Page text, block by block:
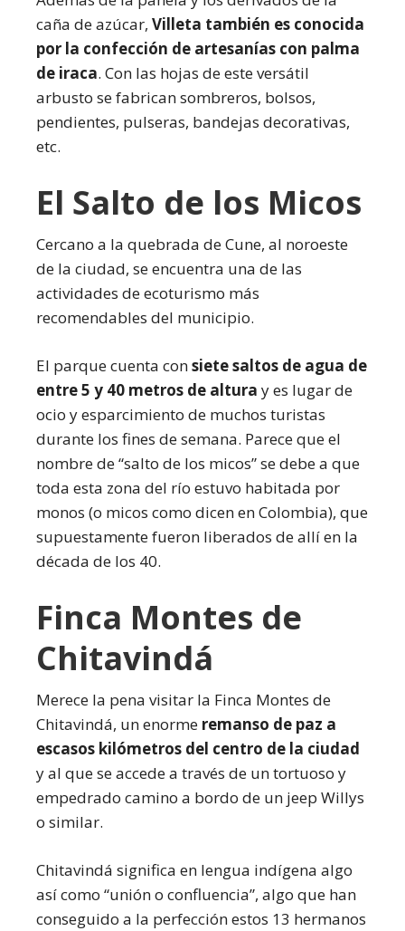
caña de azúcar, Villeta también es conocida
por la confección de artesanías con palma
de iraca. Con las hojas de este versátil
arbusto se fabrican sombreros, bolsos,
pendientes, pulseras, bandejas decorativas,
etc.
El Salto de los Micos
Cercano a la quebrada de Cune, al noroeste
de la ciudad, se encuentra una de las
actividades de ecoturismo más
recomendables del municipio.
El parque cuenta consiete saltos de agua de
entre 5 y 40 metros de altura y es lugar de
ocio y esparcimiento de muchos turistas
durante los fines de semana. Parece que el
nombre de “salto de los micos” se debe a que
toda esta zona del río estuvo habitada por
monos (o micos como dicen en Colombia), que
supuestamente fueron liberados de allí en la
década de los 40.
Finca Montes de
Chitavindá
Merece la pena visitar la Finca Montes de
Chitavindá, un enorme remanso de paz a
escasos kilómetros del centro de la ciudad
y al que se accede a través de un tortuoso y
empedrado camino a bordo de un jeep Willys
o similar.
Chitavindá significa en lengua indígena algo
así como “unión o confluencia”, algo que han
conseguido a la perfección estos 13 hermanos